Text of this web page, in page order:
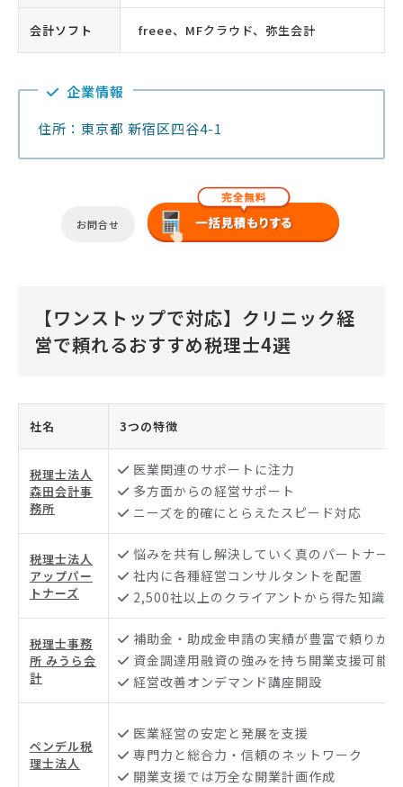
会計ソフト freee、MFクラウド、弥生会計
企業情報
住所：東京都 新宿区四谷4-1
お問合せ
【ワンストップで対応】クリニック経
営で頼れるおすすめ税理士4選
社名 3つの特徴
税理士法人
森田会計事
務所
医業関連のサポートに注力
多方面からの経営サポート
ニーズを的確にとらえたスピード対応
税理士法人
アップパー
トナーズ
悩みを共有し解決していく真のパートナー
社内に各種経営コンサルタントを配置
2,500社以上のクライアントから得た知識や
税理士事務
所 みうら会
計
補助金・助成金申請の実績が豊富で頼りが
資金調達用融資の強みを持ち開業支援可能
経営改善オンデマンド講座開設
ペンデル税
理士法人
医業経営の安定と発展を支援
専門力と総合力・信頼のネットワーク
開業支援では万全な開業計画作成